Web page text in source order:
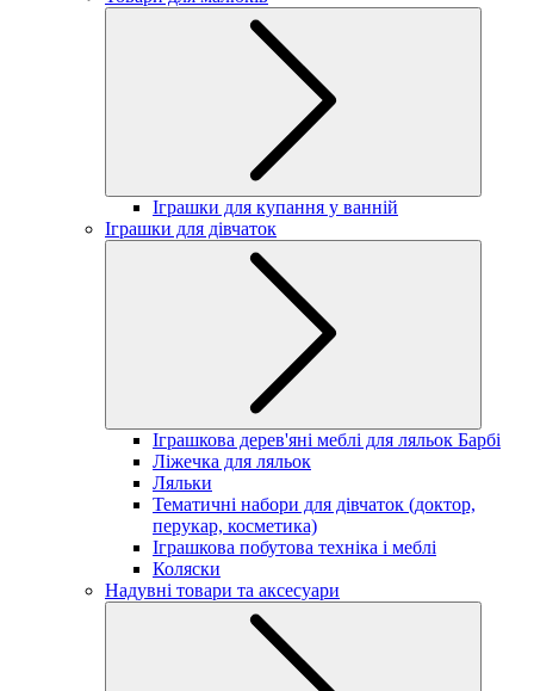
Іграшки для купання у ванній
Іграшки для дівчаток
Іграшкова дерев'яні меблі для ляльок Барбі
Ліжечка для ляльок
Ляльки
Тематичні набори для дівчаток (доктор,
перукар, косметика)
Іграшкова побутова техніка і меблі
Коляски
Надувні товари та аксесуари